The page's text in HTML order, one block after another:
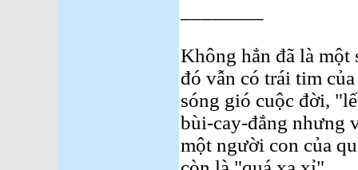
Không hẳn đã là một
đó vẫn có trái tim
sóng gió cuộc đời,
bùi-cay-đắng nhưng
một người con của